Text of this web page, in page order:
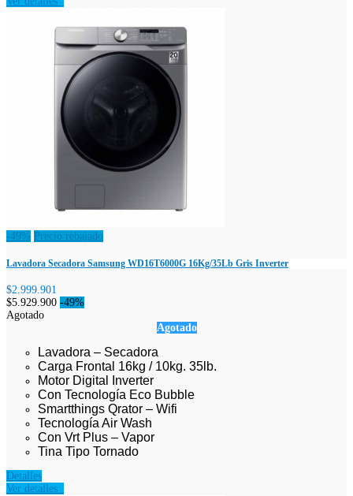
-49% Precio rebajado
Lavadora Secadora Samsung WD16T6000G 16Kg/35Lb Gris Inverter
$2.999.901
$5.929.900 -49%
Agotado
Agotado
Lavadora – Secadora
Carga Frontal 16kg / 10kg. 35lb.
Motor Digital Inverter
Con Tecnología Eco Bubble
Smartthings Qrator – Wifi
Tecnología Air Wash
Con Vrt Plus – Vapor
Tina Tipo Tornado
Detalles
Ver detalles